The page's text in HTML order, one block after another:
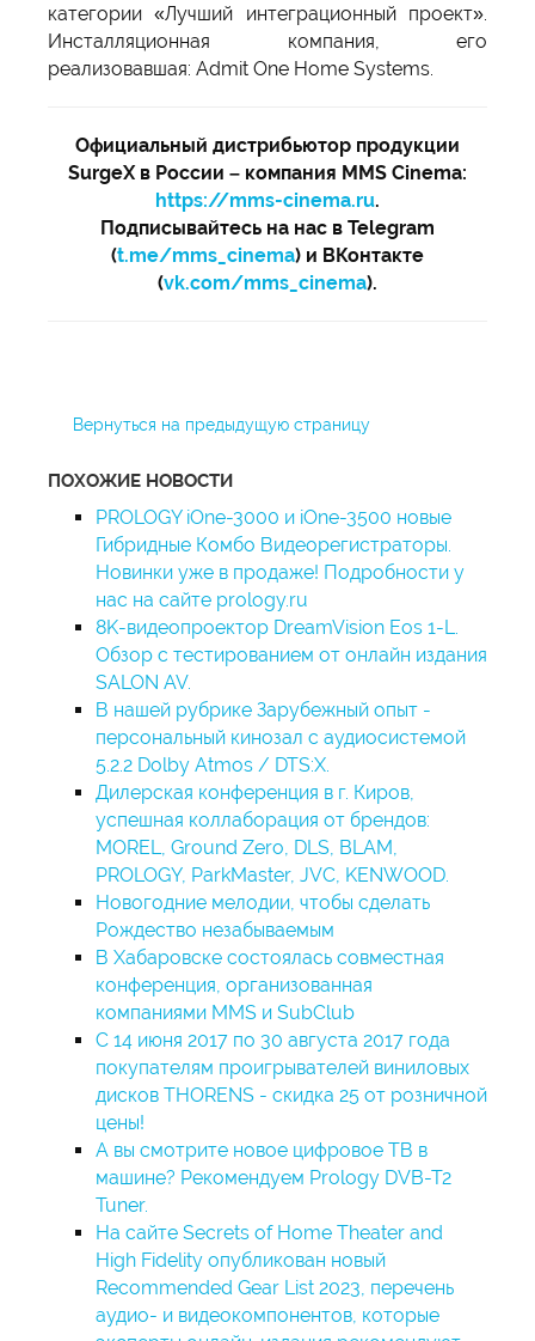
категории «Лучший интеграционный проект».
Инсталляционная компания, его
реализовавшая: Admit One Home Systems.
Официальный дистрибьютор продукции
SurgeX в России – компания MMS Cinema:
https://mms-cinema.ru.
Подписывайтесь на нас в Telegram
(t.me/mms_cinema) и ВКонтакте
(vk.com/mms_cinema).
Вернуться на предыдущую страницу
ПОХОЖИЕ НОВОСТИ
PROLOGY iOne-3000 и iOne-3500 новые
Гибридные Комбо Видеорегистраторы.
Новинки уже в продаже! Подробности у
нас на сайте prology.ru
8K-видеопроектор DreamVision Eos 1-L.
Обзор с тестированием от онлайн издания
SALON AV.
В нашей рубрике Зарубежный опыт -
персональный кинозал с аудиосистемой
5.2.2 Dolby Atmos / DTS:X.
Дилерская конференция в г. Киров,
успешная коллаборация от брендов:
MOREL, Ground Zero, DLS, BLAM,
PROLOGY, ParkMaster, JVC, KENWOOD.
Новогодние мелодии, чтобы сделать
Рождество незабываемым
В Хабаровске состоялась совместная
конференция, организованная
компаниями MMS и SubClub
С 14 июня 2017 по 30 августа 2017 года
покупателям проигрывателей виниловых
дисков THORENS - скидка 25 от розничной
цены!
А вы смотрите новое цифровое ТВ в
машине? Рекомендуем Prology DVB-T2
Tuner.
На сайте Secrets of Home Theater and
High Fidelity опубликован новый
Recommended Gear List 2023, перечень
аудио- и видеокомпонентов, которые